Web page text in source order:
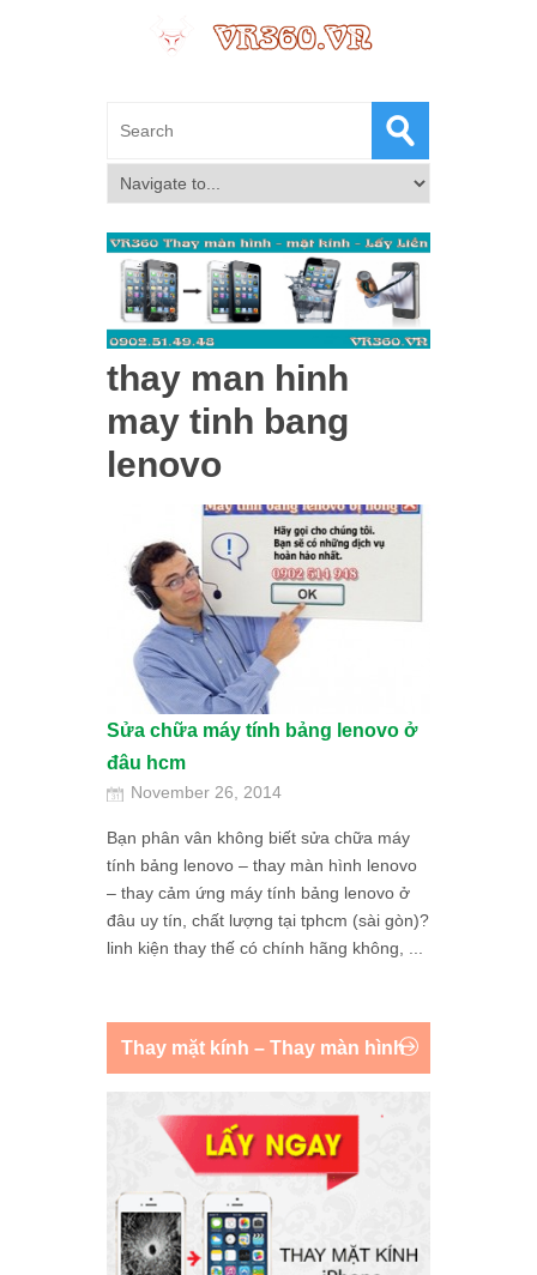
thay man hinh
may tinh bang
lenovo
Sửa chữa máy tính bảng lenovo ở
đâu hcm
November 26, 2014
Bạn phân vân không biết sửa chữa máy
tính bảng lenovo – thay màn hình lenovo
– thay cảm ứng máy tính bảng lenovo ở
đâu uy tín, chất lượng tại tphcm (sài gòn)?
linh kiện thay thế có chính hãng không, ...
Thay mặt kính – Thay màn hình